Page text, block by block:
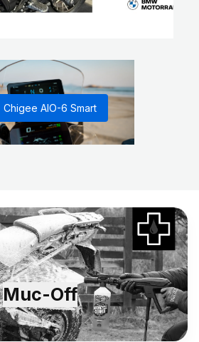
Chigee AIO-6 Smart
Muc-Off